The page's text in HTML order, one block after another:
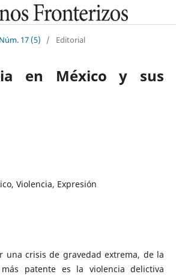
Núm. 17 (5) / Editorial
en México y sus
Violencia, Expresión
una crisis de gravedad extrema, de la
patente es la violencia delictiva